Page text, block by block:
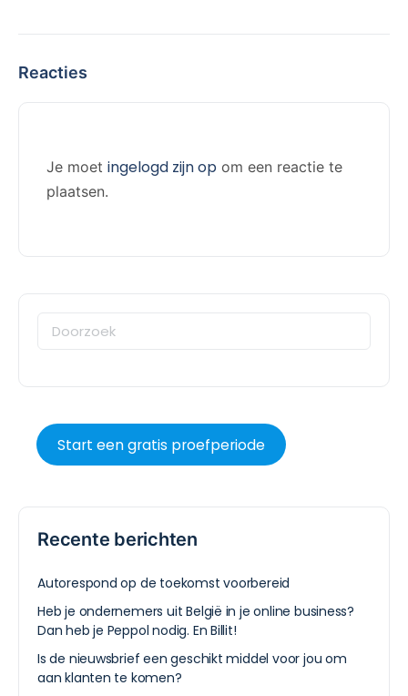
Reacties
Je moet ingelogd zijn op om een reactie te
plaatsen.
Start een gratis proefperiode
Recente berichten
Autorespond op de toekomst voorbereid
Heb je ondernemers uit België in je online business?
Dan heb je Peppol nodig. En Billit!
Is de nieuwsbrief een geschikt middel voor jou om
aan klanten te komen?